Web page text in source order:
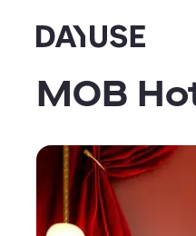
Dayuse
MOB